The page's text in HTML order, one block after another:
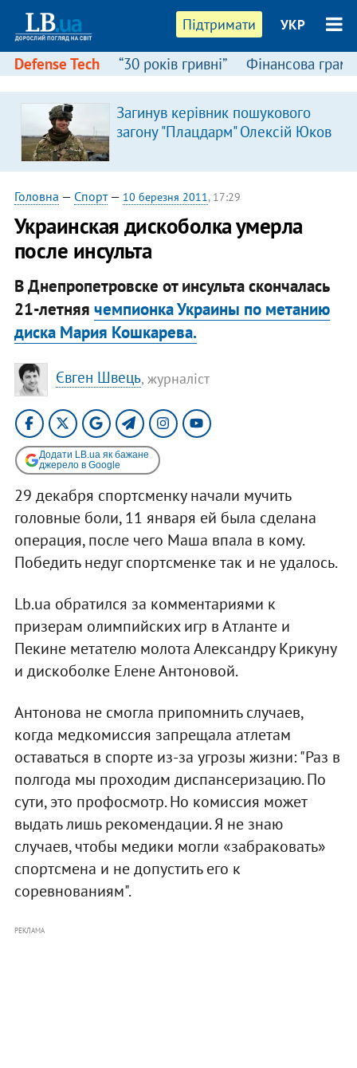
Підтримати УКР
Defense Tech “30 років гривні” Фінансова
Загинув керівник пошукового
загону "Плацдарм" Олексій Юков
Головна — Спорт— 10 березня 2011, 17:29
Украинская дискоболка умерла
после инсульта
В Днепропетровске от инсульта скончалась
21-летняя чемпионка Украины по метанию
диска Мария Кошкарева.
Євген Швець, журналіст
Додати LB.ua як бажане
джерело в Google
29 декабря спортсменку начали мучить
головные боли, 11 января ей была сделана
операция, после чего Маша впала в кому.
Победить недуг спортсменке так и не удалось.
Lb.ua обратился за комментариями к
призерам олимпийских игр в Атланте и
Пекине метателю молота Александру Крикуну
и дискоболке Елене Антоновой.
Антонова не смогла припомнить случаев,
когда медкомиссия запрещала атлетам
оставаться в спорте из-за угрозы жизни: "Раз в
полгода мы проходим диспансеризацию. По
сути, это профосмотр. Но комиссия может
выдать лишь рекомендации. Я не знаю
случаев, чтобы медики могли «забраковать»
спортсмена и не допустить его к
соревнованиям".
РЕКЛАМА